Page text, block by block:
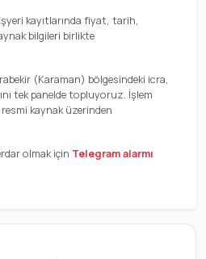
kayıtlarında fiyat, tarih,
bilgileri birlikte
(Karaman) bölgesindeki icra,
tek panelde topluyoruz. İşlem
kaynak üzerinden
olmak için Telegram alarmı